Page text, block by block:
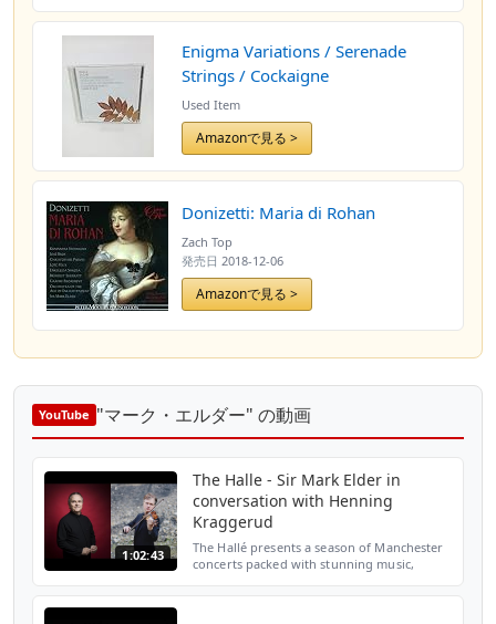
Enigma Variations / Serenade
Strings / Cockaigne
Used Item
Amazonで見る >
Donizetti: Maria di Rohan
Zach Top
発売日 2018-12-06
Amazonで見る >
YouTube "マーク・エルダー" の動画
1:02:43
The Halle - Sir Mark Elder in
conversation with Henning
Kraggerud
The Hallé presents a season of Manchester
concerts packed with stunning music,